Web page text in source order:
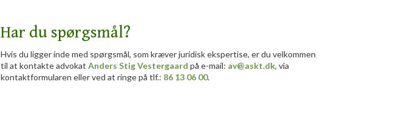
Har du spørgsmål?
Hvis du ligger inde med spørgsmål, som kræver juridisk ekspertise, er du velkommen
til at kontakte advokat Anders Stig Vestergaard på e-mail: av@askt.dk, via
kontaktformularen eller ved at ringe på tlf.: 86 13 06 00.​